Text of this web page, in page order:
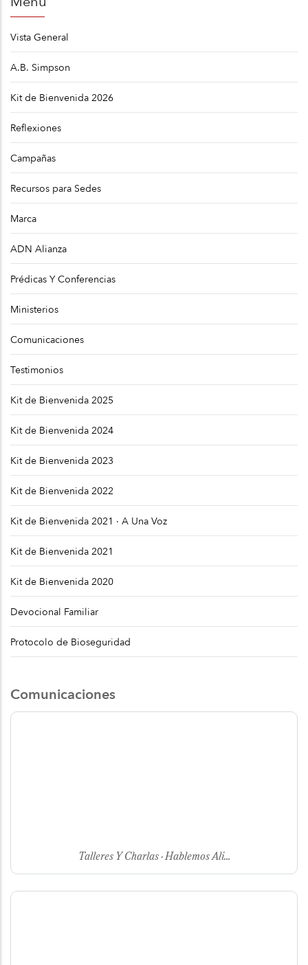
Comunicaciones
Talleres Y Charlas · Hablemos Ali...
Vista General
A.B. Simpson
Kit de Bienvenida 2026
Reflexiones
Campañas
Recursos para Sedes
Marca
ADN Alianza
Prédicas Y Conferencias
Ministerios
Comunicaciones
Testimonios
Kit de Bienvenida 2025
Kit de Bienvenida 2024
Kit de Bienvenida 2023
Kit de Bienvenida 2022
Kit de Bienvenida 2021 · A Una Voz
Kit de Bienvenida 2021
Kit de Bienvenida 2020
Devocional Familiar
Protocolo de Bioseguridad